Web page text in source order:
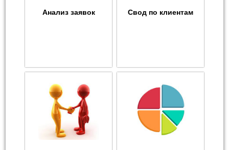
Анализ заявок Свод по клиентам